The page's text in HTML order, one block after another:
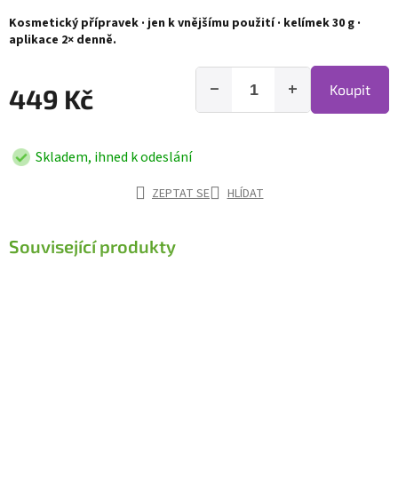
Kosmetický přípravek · jen k vnějšímu použití · kelímek 30 g ·
aplikace 2× denně.
449 Kč +
− Koupit
Skladem, ihned k odeslání
ZEPTAT SE HLÍDAT
Související produkty